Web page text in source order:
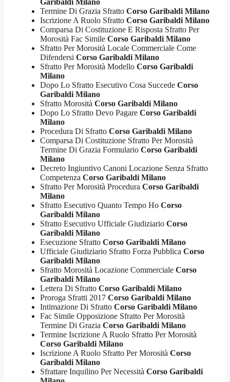
Termine Di Grazia Sfratto Corso Garibaldi Milano
Iscrizione A Ruolo Sfratto Corso Garibaldi Milano
Comparsa Di Costituzione E Risposta Sfratto Per
Morosità Fac Simile Corso Garibaldi Milano
Sfratto Per Morosità Locale Commerciale Come
Difendersi Corso Garibaldi Milano
Sfratto Per Morosità Modello Corso Garibaldi
Milano
Dopo Lo Sfratto Esecutivo Cosa Succede Corso
Garibaldi Milano
Sfratto Morosità Corso Garibaldi Milano
Dopo Lo Sfratto Devo Pagare Corso Garibaldi
Milano
Procedura Di Sfratto Corso Garibaldi Milano
Comparsa Di Costituzione Sfratto Per Morosità
Termine Di Grazia Formulario Corso Garibaldi
Milano
Decreto Ingiuntivo Canoni Locazione Senza Sfratto
Competenza Corso Garibaldi Milano
Sfratto Per Morosità Procedura Corso Garibaldi
Milano
Sfratto Esecutivo Quanto Tempo Ho Corso
Garibaldi Milano
Sfratto Esecutivo Ufficiale Giudiziario Corso
Garibaldi Milano
Esecuzione Sfratto Corso Garibaldi Milano
Ufficiale Giudiziario Sfratto Forza Pubblica Corso
Garibaldi Milano
Sfratto Morosità Locazione Commerciale Corso
Garibaldi Milano
Lettera Di Sfratto Corso Garibaldi Milano
Proroga Sfratti 2017 Corso Garibaldi Milano
Intimazione Di Sfratto Corso Garibaldi Milano
Fac Simile Opposizione Sfratto Per Morosità
Termine Di Grazia Corso Garibaldi Milano
Termine Iscrizione A Ruolo Sfratto Per Morosità
Corso Garibaldi Milano
Iscrizione A Ruolo Sfratto Per Morosità Corso
Garibaldi Milano
Sfrattare Inquilino Per Necessità Corso Garibaldi